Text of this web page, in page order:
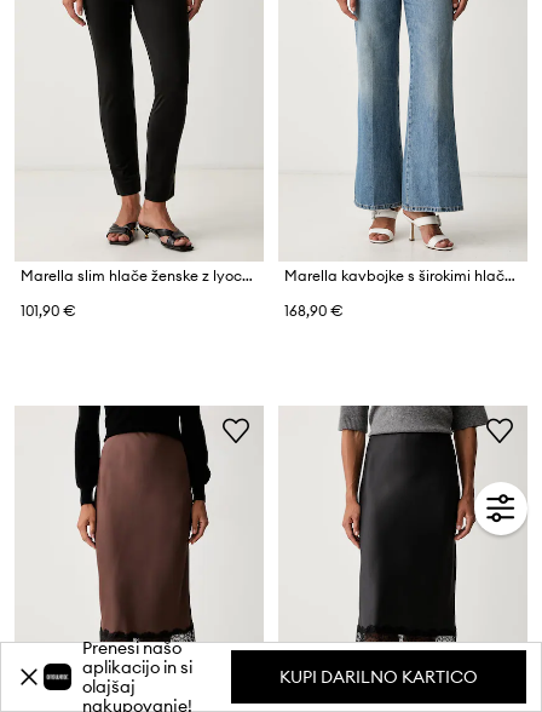
Marella slim hlače ženske z lyocellom Emme by Marella
101,90 €
Marella kavbojke s širokimi hlačnicami ženske MLSWLEG
168,90 €
Prenesi našo
aplikacijo in si
olajšaj
nakupovanje!
KUPI DARILNO KARTICO